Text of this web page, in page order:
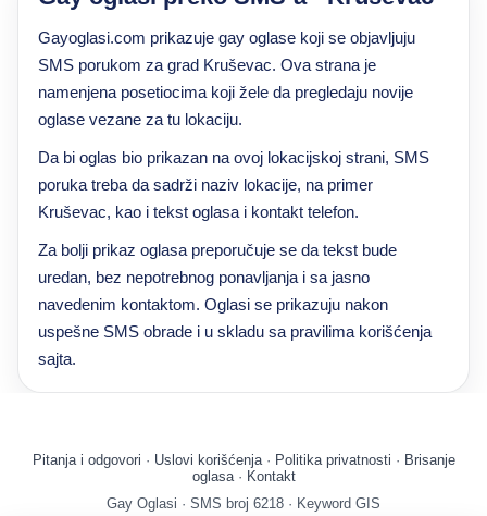
Gayoglasi.com prikazuje gay oglase koji se objavljuju
SMS porukom za grad Kruševac. Ova strana je
namenjena posetiocima koji žele da pregledaju novije
oglase vezane za tu lokaciju.
Da bi oglas bio prikazan na ovoj lokacijskoj strani, SMS
poruka treba da sadrži naziv lokacije, na primer
Kruševac, kao i tekst oglasa i kontakt telefon.
Za bolji prikaz oglasa preporučuje se da tekst bude
uredan, bez nepotrebnog ponavljanja i sa jasno
navedenim kontaktom. Oglasi se prikazuju nakon
uspešne SMS obrade i u skladu sa pravilima korišćenja
sajta.
Pitanja i odgovori · Uslovi korišćenja· Politika privatnosti · Brisanje
oglasa· Kontakt
Gay Oglasi · SMS broj 6218 · Keyword GIS